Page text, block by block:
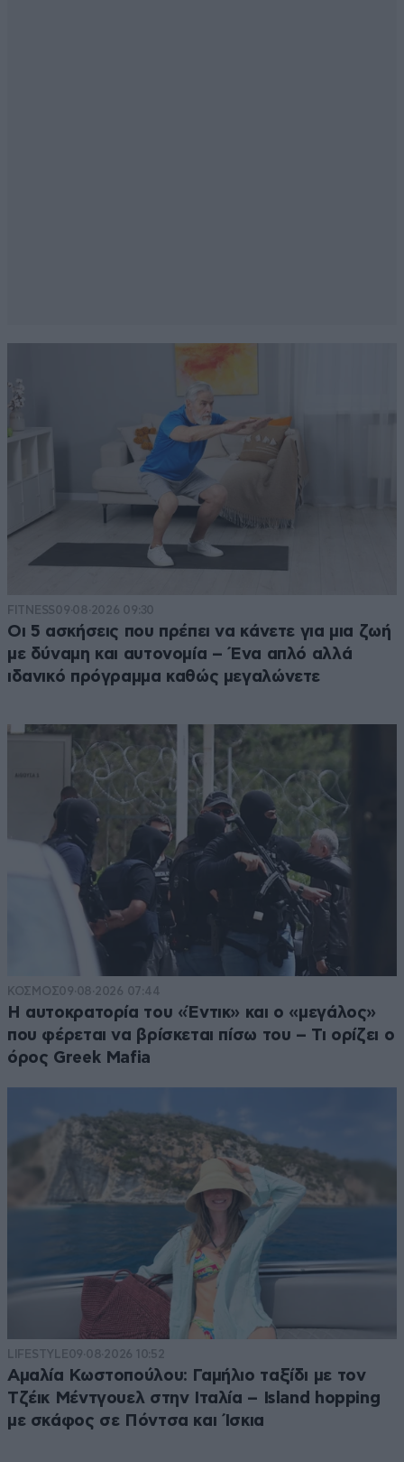
FITNESS09·08·2026 09:30
Οι 5 ασκήσεις που πρέπει να κάνετε για μια ζωή
με δύναμη και αυτονομία – Ένα απλό αλλά
ιδανικό πρόγραμμα καθώς μεγαλώνετε
ΚΟΣΜΟΣ09·08·2026 07:44
Η αυτοκρατορία του «Έντικ» και ο «μεγάλος»
που φέρεται να βρίσκεται πίσω του – Τι ορίζει ο
όρος Greek Mafia
LIFESTYLE09·08·2026 10:52
Αμαλία Κωστοπούλου: Γαμήλιο ταξίδι με τον
Τζέικ Μέντγουελ στην Ιταλία – Island hopping
με σκάφος σε Πόντσα και Ίσκια